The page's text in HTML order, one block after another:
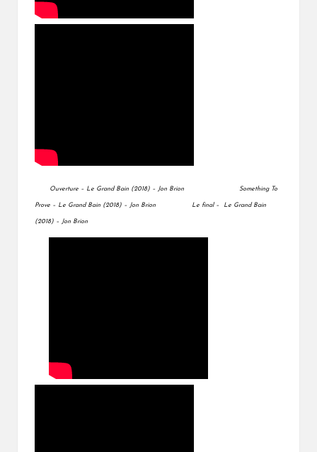
Ouverture – Le Grand Bain (2018) – Jon Brion Something To
Prove – Le Grand Bain (2018) – Jon Brion Le final – Le Grand Bain
(2018) – Jon Brion